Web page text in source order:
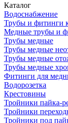
Каталог
Водоснабжение
Трубы и фитинги
Медные трубы и
Трубы медные
Трубы медные
Трубы медные
Трубы медные
Фитинги для
Водорозетка
Крестовины
Тройники пайка-
Тройники
Тройники под